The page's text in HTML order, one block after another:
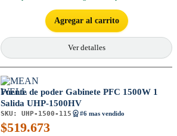
Agregar al carrito
Ver detalles
Fuente de poder Gabinete PFC 1500W 1
Salida UHP-1500HV
SKU: UHP-1500-115 #6 mas vendido
$519.673